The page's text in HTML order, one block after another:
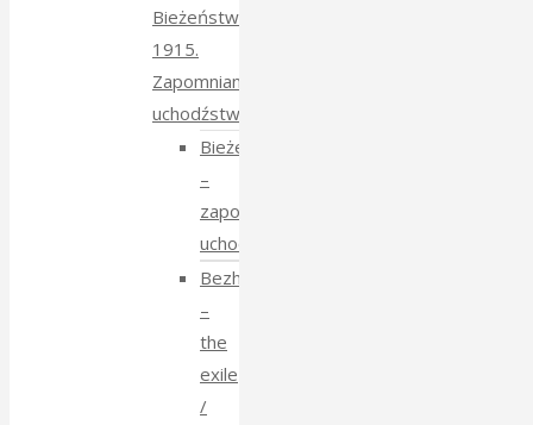
Bieżeństwo
1915.
Zapomniane
uchodźstwo
Bieżeństwo
–
zapomniane
uchodźstwo
Bezhenstvo
–
the
exile
/